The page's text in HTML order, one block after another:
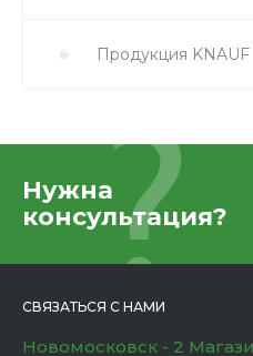
Продукция KNAUF
Нужна
консультация?
СВЯЗАТЬСЯ С НАМИ
Новомосковск - 2